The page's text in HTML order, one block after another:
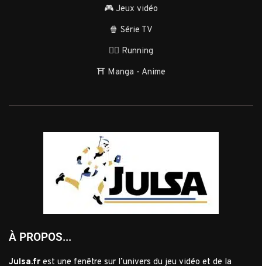
🎮 Jeux vidéo
🍿 Série TV
🏃‍♂️ Running
⛩️ Manga - Anime
À PROPOS...
Julsa.fr est une fenêtre sur l’univers du jeu vidéo et de la